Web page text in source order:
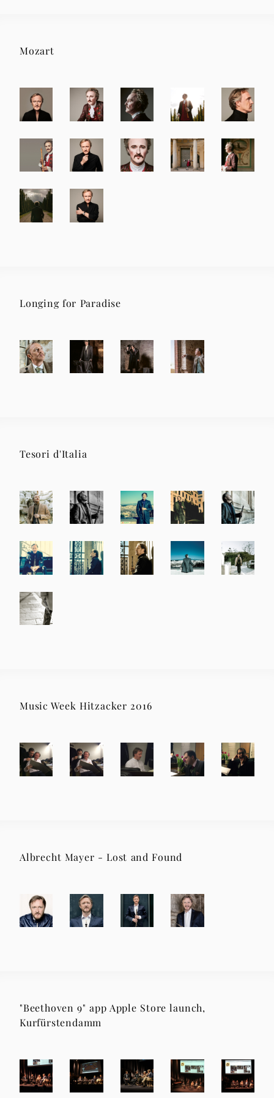
Mozart
Longing for Paradise
Tesori d'Italia
Music Week Hitzacker 2016
Albrecht Mayer - Lost and Found
"Beethoven 9" app Apple Store launch,
Kurfürstendamm